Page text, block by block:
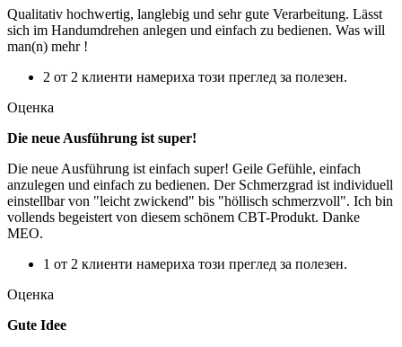
Qualitativ hochwertig, langlebig und sehr gute Verarbeitung. Lässt
sich im Handumdrehen anlegen und einfach zu bedienen. Was will
man(n) mehr !
2 от 2 клиенти намериха този преглед за полезен.
Оценка
Die neue Ausführung ist super!
Die neue Ausführung ist einfach super! Geile Gefühle, einfach
anzulegen und einfach zu bedienen. Der Schmerzgrad ist individuell
einstellbar von "leicht zwickend" bis "höllisch schmerzvoll". Ich bin
vollends begeistert von diesem schönem CBT-Produkt. Danke
MEO.
1 от 2 клиенти намериха този преглед за полезен.
Оценка
Gute Idee